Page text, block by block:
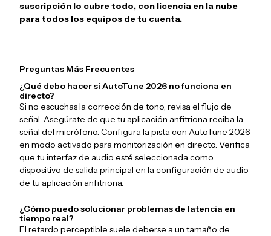
suscripción lo cubre todo, con licencia en la nube
para todos los equipos de tu cuenta.
Preguntas Más Frecuentes
¿Qué debo hacer si AutoTune 2026 no funciona en
directo?
Si no escuchas la corrección de tono, revisa el flujo de
señal. Asegúrate de que tu aplicación anfitriona reciba la
señal del micrófono. Configura la pista con AutoTune 2026
en modo activado para monitorización en directo. Verifica
que tu interfaz de audio esté seleccionada como
dispositivo de salida principal en la configuración de audio
de tu aplicación anfitriona.
¿Cómo puedo solucionar problemas de latencia en
tiempo real?
El retardo perceptible suele deberse a un tamaño de